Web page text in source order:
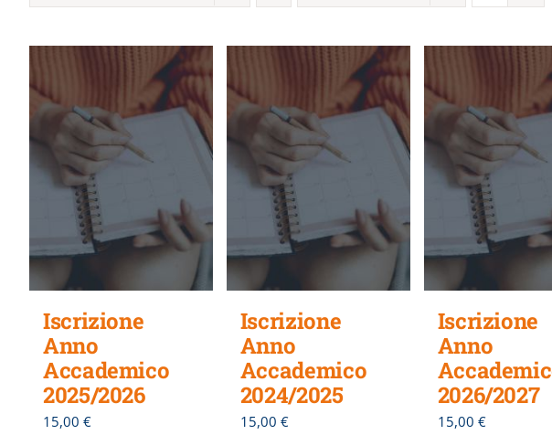
Iscrizione
Anno
Accademico
2025/2026
15,00 €
Iscrizione
Anno
Accademico
2024/2025
15,00 €
Iscrizione
Anno
2026/2027
15,00 €